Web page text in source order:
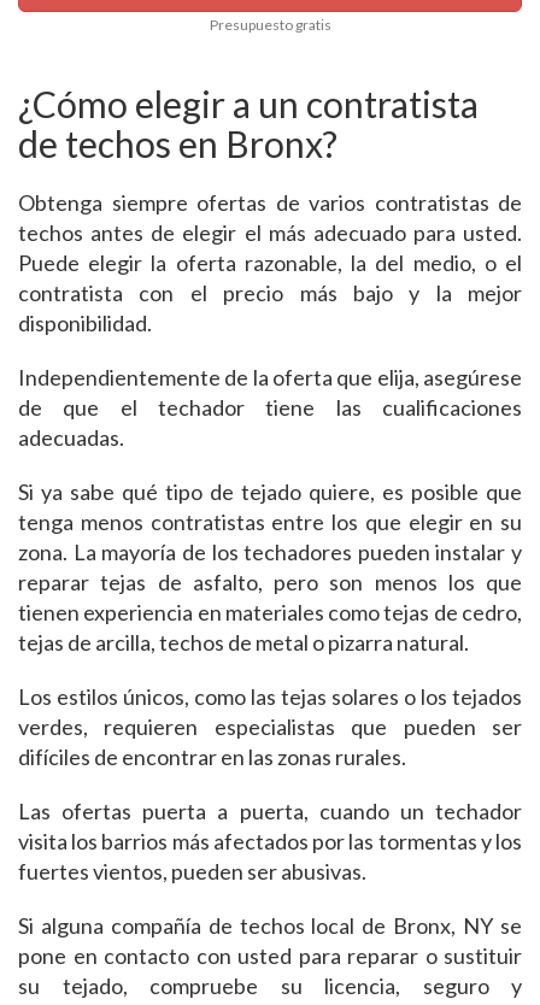
Presupuesto gratis
¿Cómo elegir a un contratista
de techos en Bronx?
Obtenga siempre ofertas de varios contratistas de
techos antes de elegir el más adecuado para usted.
Puede elegir la oferta razonable, la del medio, o el
contratista con el precio más bajo y la mejor
disponibilidad.
Independientemente de la oferta que elija, asegúrese
de que el techador tiene las cualificaciones
adecuadas.
Si ya sabe qué tipo de tejado quiere, es posible que
tenga menos contratistas entre los que elegir en su
zona. La mayoría de los techadores pueden instalar y
reparar tejas de asfalto, pero son menos los que
tienen experiencia en materiales como tejas de cedro,
tejas de arcilla, techos de metal o pizarra natural.
Los estilos únicos, como las tejas solares o los tejados
verdes, requieren especialistas que pueden ser
difíciles de encontrar en las zonas rurales.
Las ofertas puerta a puerta, cuando un techador
visita los barrios más afectados por las tormentas y los
fuertes vientos, pueden ser abusivas.
Si alguna compañía de techos local de Bronx, NY se
pone en contacto con usted para reparar o sustituir
su tejado, compruebe su licencia, seguro y